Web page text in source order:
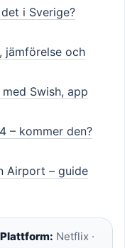
i Sverige?
jämförelse och
Swish, app
– kommer den?
Airport – guide
Plattform: Netflix ·